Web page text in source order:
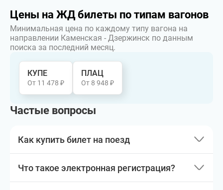
Цены на ЖД билеты по типам вагонов
Минимальная цена по каждому типу вагона на
направлении Каменская - Дзержинск по данным
поиска за последний месяц.
КУПЕ
От 11 478 ₽
ПЛАЦ
От 8 948 ₽
Частые вопросы
Как купить билет на поезд
Что такое электронная регистрация?